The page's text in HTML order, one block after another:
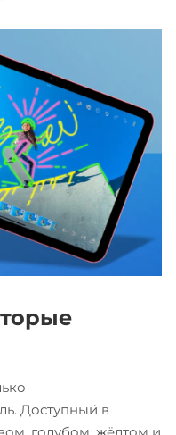
Доступный в